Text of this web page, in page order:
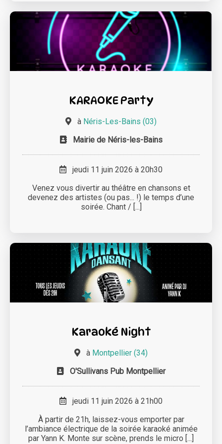
KARAOKE Party
à Néris-Les-Bains (03)
Mairie de Néris-les-Bains
jeudi 11 juin 2026 à 20h30
Venez vous divertir au théâtre en chansons et
devenez des artistes (ou pas... !) le temps d’une
soirée. Chant / [...]
Karaoké Night
à Montpellier (34)
O'Sullivans Pub Montpellier
jeudi 11 juin 2026 à 21h00
À partir de 21h, laissez-vous emporter par
l’ambiance électrique de la soirée karaoké animée
par Yann K. Monte sur scène, prends le micro [...]